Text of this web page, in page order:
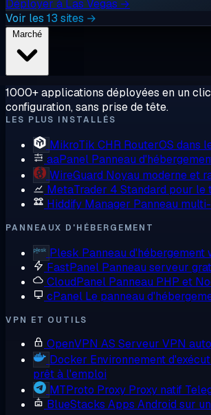
Déployer à Las Vegas →
Voir les 13 sites →
1000+ applications déployées en un
configuration, sans prise de tête.
LES PLUS INSTALLÉS
MikroTik CHR RouterOS dans
aaPanel Panneau
WireGuard Noyau moderne et
MetaTrader 4 Standard pour le
Hiddify Manager Panneau
PANNEAUX D'HÉBERGEMENT
Plesk Panneau
FastPanel Panneau serveur
CloudPanel Panneau PHP et
cPanel Le panneau
VPN ET OUTILS
OpenVPN AS Serveur VPN
Docker Environnement
prêt à l'emploi
MTProto Proxy Proxy natif
BlueStacks Apps Android sur